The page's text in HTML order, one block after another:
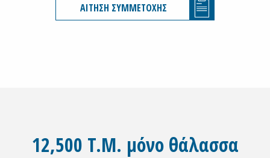
ΑΙΤΗΣΗ ΣΥΜΜΕΤΟΧΗΣ
12,500 T.M. μόνο θάλασσα